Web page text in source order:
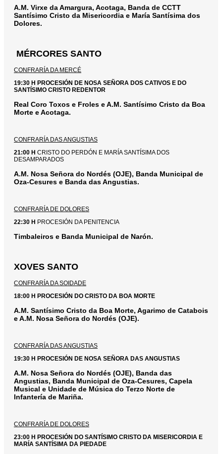
A.M. Virxe da Amargura, Acotaga, Banda de CCTT
Santísimo Cristo da Misericordia e María Santísima dos
Dolores.
MÉRCORES SANTO
CONFRARÍA DA MERCÉ
19:30 H PROCESIÓN DE NOSA SEÑORA DOS CATIVOS E DO
SANTÍSIMO CRISTO REDENTOR
Real Coro Toxos e Froles e A.M. Santísimo Cristo da Boa
Morte e Acotaga.
CONFRARÍA DAS ANGUSTIAS
21:00 H CRISTO DO PERDÓN E MARÍA SANTÍSIMA DOS
DESAMPARADOS
A.M. Nosa Señora do Nordés (OJE), Banda Municipal de
Oza-Cesures e Banda das Angustias.
CONFRARÍA DE DOLORES
22:30 H PROCESIÓN DA PENITENCIA
Timbaleiros e Banda Municipal de Narón.
XOVES SANTO
CONFRARÍA DA SOIDADE
18:00 H PROCESIÓN DO CRISTO DA BOA MORTE
A.M. Santísimo Cristo da Boa Morte, Agarimo de Catabois
e A.M. Nosa Señora do Nordés (OJE).
CONFRARÍA DAS ANGUSTIAS
19:30 H PROCESIÓN DE NOSA SEÑORA DAS ANGUSTIAS
A.M. Nosa Señora do Nordés (OJE), Banda das
Angustias, Banda Municipal de Oza-Cesures, Capela
Musical e Unidade de Música do Terzo Norte de
Infantería de Mariña.
CONFRARÍA DE DOLORES
23:00 H PROCESIÓN DO SANTÍSIMO CRISTO DA MISERICORDIA E
MARÍA SANTÍSIMA DA PIEDADE